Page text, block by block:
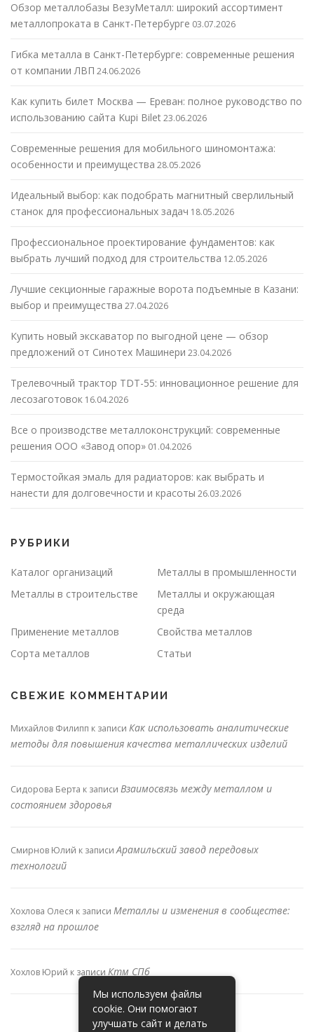
Обзор металлобазы ВезуМеталл: широкий ассортимент
металлопроката в Санкт-Петербурге 03.07.2026
Гибка металла в Санкт-Петербурге: современные решения
от компании ЛВП 24.06.2026
Как купить билет Москва — Ереван: полное руководство по
использованию сайта Kupi Bilet23.06.2026
Современные решения для мобильного шиномонтажа:
особенности и преимущества 28.05.2026
Идеальный выбор: как подобрать магнитный сверлильный
станок для профессиональных задач 18.05.2026
Профессиональное проектирование фундаментов: как
выбрать лучший подход для строительства 12.05.2026
Лучшие секционные гаражные ворота подъемные в Казани:
выбор и преимущества 27.04.2026
Купить новый экскаватор по выгодной цене — обзор
предложений от Синотех Машинери 23.04.2026
Трелевочный трактор TDT-55: инновационное решение для
лесозаготовок 16.04.2026
Все о производстве металлоконструкций: современные
решения ООО «Завод опор» 01.04.2026
Термостойкая эмаль для радиаторов: как выбрать и
нанести для долговечности и красоты 26.03.2026
РУБРИКИ
Каталог организаций
Металлы в промышленности
Металлы в строительстве
Металлы и окружающая
среда
Применение металлов
Свойства металлов
Сорта металлов
Статьи
СВЕЖИЕ КОММЕНТАРИИ
Михайлов Филипп к записи Как использовать аналитические
методы для повышения качества металлических изделий
Сидорова Берта к записи Взаимосвязь между металлом и
состоянием здоровья
Смирнов Юлий к записиАрамильский завод передовых
технологий
Хохлова Олеся к записи Металлы и изменения в сообществе:
взгляд на прошлое
Хохлов Юрий к записи Ктм СПб
Мы используем файлы
cookie. Они помогают
улучшать сайт и делать